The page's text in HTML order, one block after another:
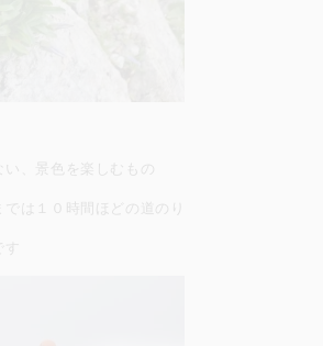
、景色を楽しむもの
では１０時間ほどの道のり